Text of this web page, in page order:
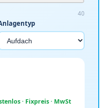
40
· Fixpreis · MwSt